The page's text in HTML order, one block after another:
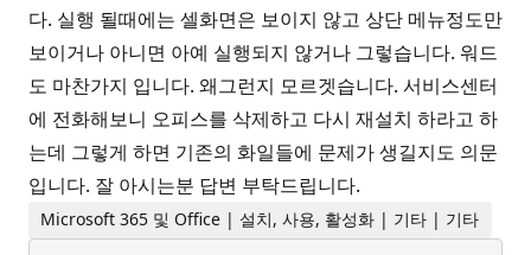
다. 실행 될때에는 셀화면은 보이지 않고 상단 메뉴정도만
보이거나 아니면 아예 실행되지 않거나 그렇습니다. 워드
도 마찬가지 입니다. 왜그런지 모르겟습니다. 서비스센터
에 전화해보니 오피스를 삭제하고 다시 재설치 하라고 하
는데 그렇게 하면 기존의 화일들에 문제가 생길지도 의문
입니다. 잘 아시는분 답변 부탁드립니다.
Microsoft 365 및 Office | 설치, 사용, 활성화 | 기타 | 기타